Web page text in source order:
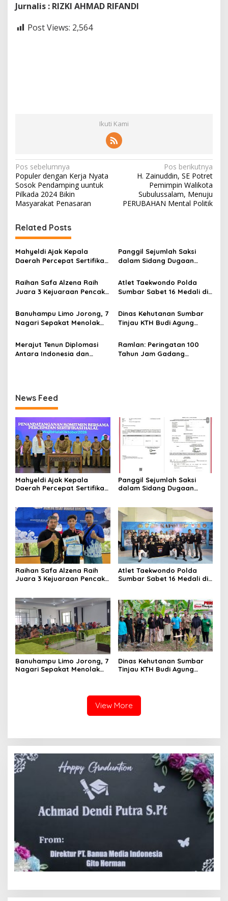
Jurnalis : RIZKI AHMAD RIFANDI
Post Views: 2,564
Ikuti Kami
N
a
v
i
g
a
s
i
p
o
s
Pos sebelumnya
Populer dengan Kerja Nyata
Sosok Pendamping uuntuk
Pilkada 2024 Bikin
Masyarakat Penasaran
Pos berikutnya
H. Zainuddin, SE Potret
Pemimpin Walikota
Subulussalam, Menuju
PERUBAHAN Mental Politik
Related Posts
Mahyeldi Ajak Kepala
Daerah Percepat Sertifikasi
Pusat Ekosistem Halal
Nasional
Panggil Sejumlah Saksi
dalam Sidang Dugaan
Terdakwa Haji DS
Raihan Safa Alzena Raih
Juara 3 Kejuaraan Pencak
Sumatera Barat
Atlet Taekwondo Polda
Sumbar Sabet 16 Medali di
Banuhampu Limo Jorong, 7
Nagari Sepakat Menolak
Dinas Kehutanan Sumbar
Tinjau KTH Budi Agung
Menerima Bantuan
Merajut Tenun Diplomasi
Antara Indonesia dan
Ramlan: Peringatan 100
Tahun Jam Gadang
News Feed
Mahyeldi Ajak Kepala
Daerah Percepat Sertifikasi
Nasional
Panggil Sejumlah Saksi
dalam Sidang Dugaan
Raihan Safa Alzena Raih
Juara 3 Kejuaraan Pencak
Atlet Taekwondo Polda
Sumbar Sabet 16 Medali di
Banuhampu Limo Jorong, 7
Nagari Sepakat Menolak
Dinas Kehutanan Sumbar
Tinjau KTH Budi Agung
View More